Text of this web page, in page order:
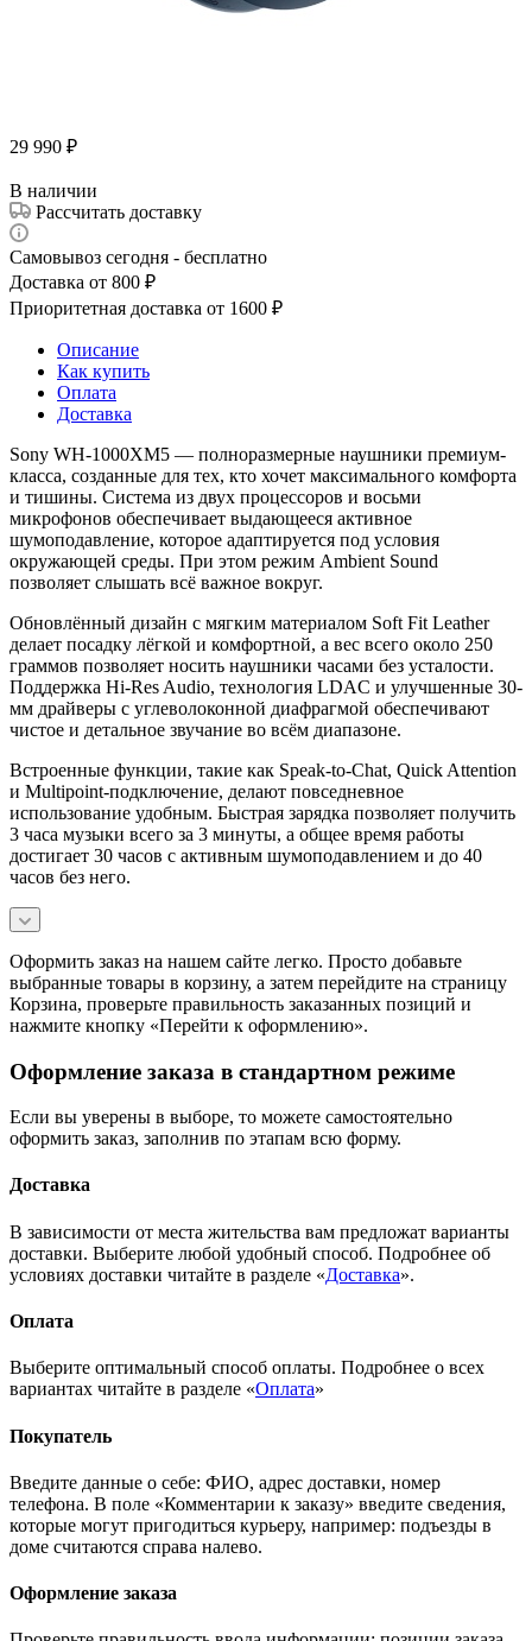
29 990 ₽
В наличии
Рассчитать доставку
Самовывоз сегодня - бесплатно
Доставка от 800 ₽
Приоритетная доставка от 1600 ₽
Описание
Как купить
Оплата
Доставка
Sony WH-1000XM5 — полноразмерные наушники премиум-
класса, созданные для тех, кто хочет максимального комфорта
и тишины. Система из двух процессоров и восьми
микрофонов обеспечивает выдающееся активное
шумоподавление, которое адаптируется под условия
окружающей среды. При этом режим Ambient Sound
позволяет слышать всё важное вокруг.
Обновлённый дизайн с мягким материалом Soft Fit Leather
делает посадку лёгкой и комфортной, а вес всего около 250
граммов позволяет носить наушники часами без усталости.
Поддержка Hi-Res Audio, технология LDAC и улучшенные 30-
мм драйверы с углеволоконной диафрагмой обеспечивают
чистое и детальное звучание во всём диапазоне.
Встроенные функции, такие как Speak-to-Chat, Quick Attention
и Multipoint-подключение, делают повседневное
использование удобным. Быстрая зарядка позволяет получить
3 часа музыки всего за 3 минуты, а общее время работы
достигает 30 часов с активным шумоподавлением и до 40
часов без него.
Оформить заказ на нашем сайте легко. Просто добавьте
выбранные товары в корзину, а затем перейдите на страницу
Корзина, проверьте правильность заказанных позиций и
нажмите кнопку «Перейти к оформлению».
Оформление заказа в стандартном режиме
Если вы уверены в выборе, то можете самостоятельно
оформить заказ, заполнив по этапам всю форму.
Доставка
В зависимости от места жительства вам предложат варианты
доставки. Выберите любой удобный способ. Подробнее об
условиях доставки читайте в разделе «Доставка».
Оплата
Выберите оптимальный способ оплаты. Подробнее о всех
вариантах читайте в разделе «Оплата»
Покупатель
Введите данные о себе: ФИО, адрес доставки, номер
телефона. В поле «Комментарии к заказу» введите сведения,
которые могут пригодиться курьеру, например: подъезды в
доме считаются справа налево.
Оформление заказа